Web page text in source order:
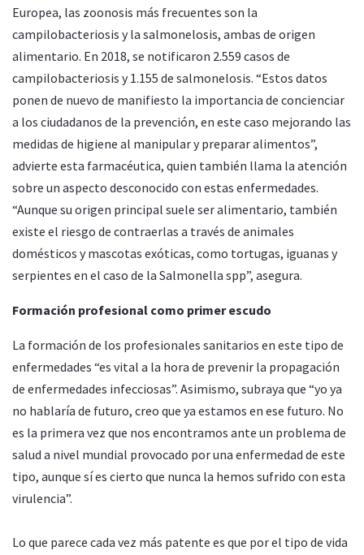
Europea, las zoonosis más frecuentes son la
campilobacteriosis y la salmonelosis, ambas de origen
alimentario. En 2018, se notificaron 2.559 casos de
campilobacteriosis y 1.155 de salmonelosis. “Estos datos
ponen de nuevo de manifiesto la importancia de concienciar
a los ciudadanos de la prevención, en este caso mejorando las
medidas de higiene al manipular y preparar alimentos”,
advierte esta farmacéutica, quien también llama la atención
sobre un aspecto desconocido con estas enfermedades.
“Aunque su origen principal suele ser alimentario, también
existe el riesgo de contraerlas a través de animales
domésticos y mascotas exóticas, como tortugas, iguanas y
serpientes en el caso de la Salmonella spp”, asegura.
Formación profesional como primer escudo
La formación de los profesionales sanitarios en este tipo de
enfermedades “es vital a la hora de prevenir la propagación
de enfermedades infecciosas”. Asimismo, subraya que “yo ya
no hablaría de futuro, creo que ya estamos en ese futuro. No
es la primera vez que nos encontramos ante un problema de
salud a nivel mundial provocado por una enfermedad de este
tipo, aunque sí es cierto que nunca la hemos sufrido con esta
virulencia”.
Lo que parece cada vez más patente es que por el tipo de vida